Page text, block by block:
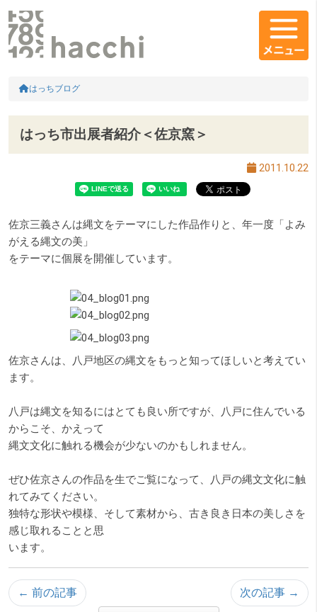
コンテンツエリア
メインコンテンツ
HOME
はっちブログ
はっち市出展者紹介＜佐京窯＞
2011.10.22
佐京三義さんは縄文をテーマにした作品作りと、年一度「よみ
がえる縄文の美」
をテーマに個展を開催しています。
佐京さんは、八戸地区の縄文をもっと知ってほしいと考えてい
ます。
八戸は縄文を知るにはとても良い所ですが、八戸に住んでいる
からこそ、かえって
縄文文化に触れる機会が少ないのかもしれません。
ぜひ佐京さんの作品を生でご覧になって、八戸の縄文文化に触
れてみてください。
独特な形状や模様、そして素材から、古き良き日本の美しさを
感じ取れることと思
います。
← 前の記事
次の記事 →